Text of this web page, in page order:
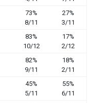
73%
8/11
27%
3/11
83%
10/12
17%
2/12
82%
9/11
18%
2/11
45%
5/11
55%
6/11